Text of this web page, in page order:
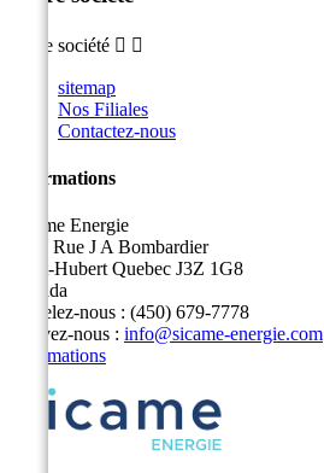
Notre société  
sitemap
Nos Filiales
Contactez-nous
Informations
Sicame Energie
5400 Rue J A Bombardier
Saint-Hubert Quebec J3Z 1G8
Canada
Appelez-nous : (450) 679-7778
Écrivez-nous : info@sicame-energie.com
Informations